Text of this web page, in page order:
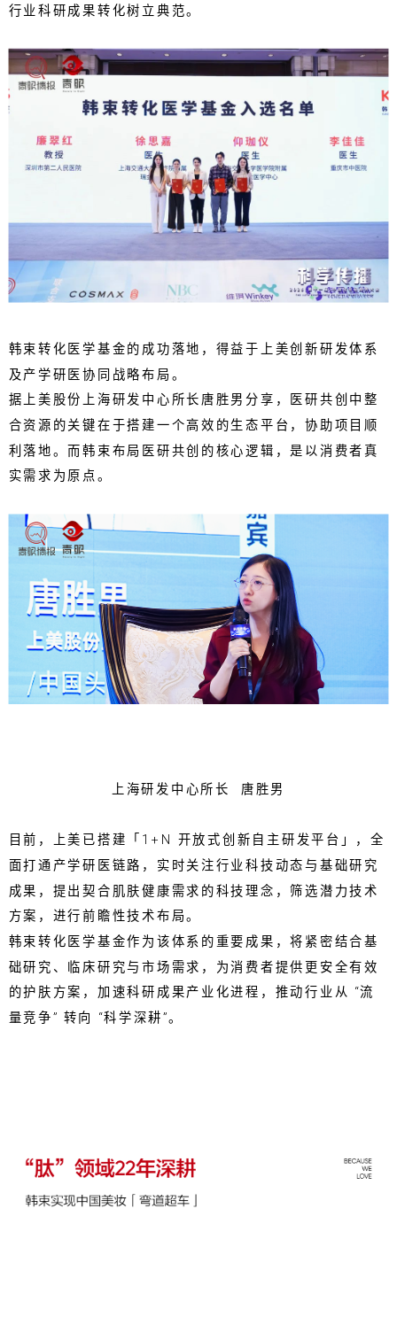
行业科研成果转化树立典范。
韩束转化医学基金的成功落地，得益于上美创新研发体系
及产学研医协同战略布局。
据上美股份上海研发中心所长唐胜男分享，医研共创中整
合资源的关键在于搭建一个高效的生态平台，协助项目顺
利落地。而韩束布局医研共创的核心逻辑，是以消费者真
实需求为原点。
上海研发中心所长 唐胜男
目前，上美已搭建「1+N 开放式创新自主研发平台」，全
面打通产学研医链路，实时关注行业科技动态与基础研究
成果，提出契合肌肤健康需求的科技理念，筛选潜力技术
方案，进行前瞻性技术布局。
韩束转化医学基金作为该体系的重要成果，将紧密结合基
础研究、临床研究与市场需求，为消费者提供更安全有效
的护肤方案，加速科研成果产业化进程，推动行业从 “流
量竞争” 转向 “科学深耕”。